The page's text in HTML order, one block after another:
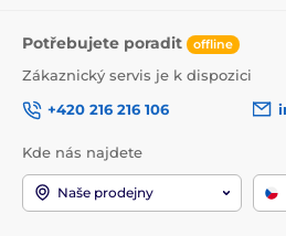
Potřebujete poradit offline
Zákaznický servis je k dispozici
+420 216 216 106
Kde nás najdete
Naše prodejny